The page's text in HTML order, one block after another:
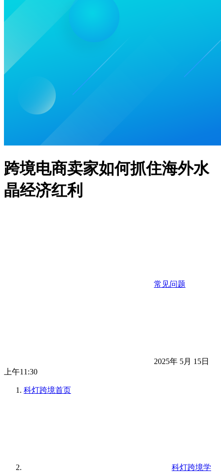
跨境电商卖家如何抓住海外水
晶经济红利
常见问题
2025年 5月 15日
上午11:30
科灯跨境首页
科灯跨境学